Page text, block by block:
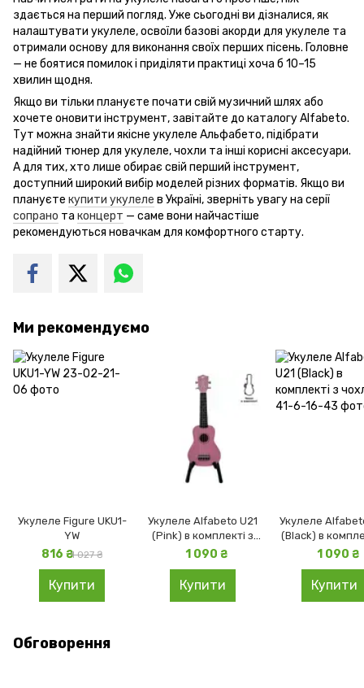
здається на перший погляд. Уже сьогодні ви дізналися, як
налаштувати укулеле, освоїли базові акорди для укулеле та
отримали основу для виконання своїх перших пісень. Головне
— не боятися помилок і приділяти практиці хоча б 10–15
хвилин щодня.
Якщо ви тільки плануєте почати свій музичний шлях або
хочете оновити інструмент, завітайте до каталогу Alfabeto.
Тут можна знайти якісне укулеле Альфабето, підібрати
надійний тюнер для укулеле, чохли та інші корисні аксесуари.
А для тих, хто лише обирає свій перший інструмент,
доступний широкий вибір моделей різних форматів. Якщо ви
плануєте купити укулеле в Україні, зверніть увагу на серії
сопрано та концерт — саме вони найчастіше
рекомендуються новачкам для комфортного старту.
Ми рекомендуємо
Укулеле Figure UKU1-
YW
816 ₴ 1 027 ₴
Купити
Укулеле Alfabeto U21
(Pink) в комплекті з
чохлом
1 090 ₴
Купити
Укулеле
(Black) в
чохлом
1 090 ₴
Купити
Обговорення